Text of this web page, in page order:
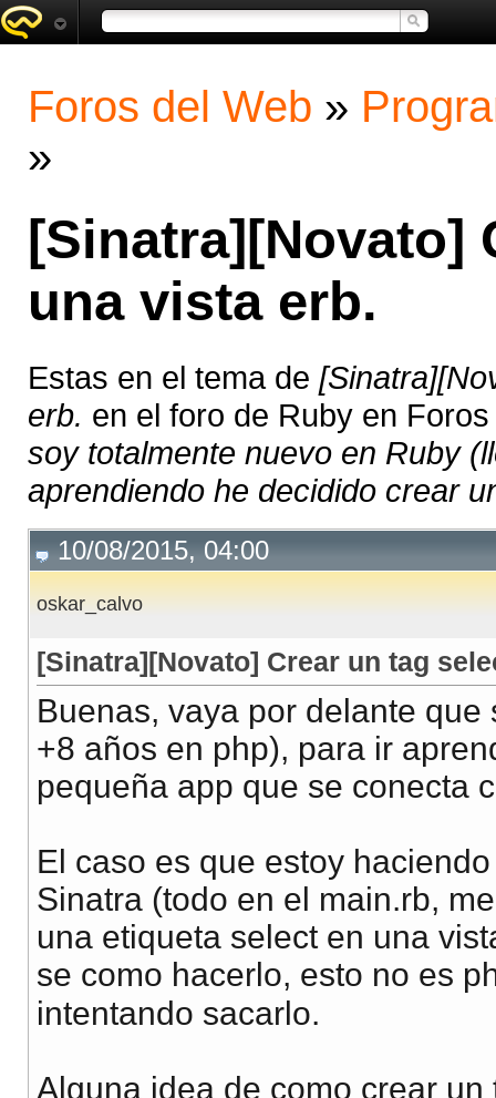
Foros del Web »
»
[Sinatra][Novato]
una vista erb.
Estas en el tema de
erb. en el foro de Ruby en
soy totalmente nuevo en Ruby
aprendiendo he decidido crear
10/08/2015, 04:00
oskar_calvo
[Sinatra][Novato] Crear un tag
Buenas, vaya por delante
+8 años en php), para ir
pequeña app que se conecta
El caso es que estoy
Sinatra (todo en el main.rb,
una etiqueta select en una
se como hacerlo, esto no es
intentando sacarlo.
Alguna idea de como crear